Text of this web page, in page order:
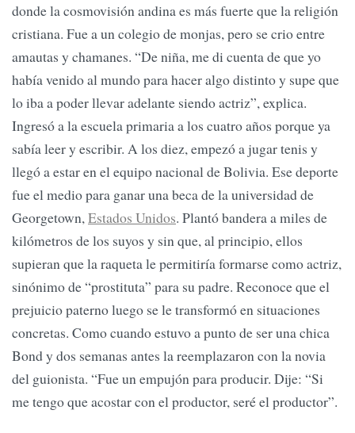
donde la cosmovisión andina es más fuerte que la religión
cristiana. Fue a un colegio de monjas, pero se crio entre
amautas y chamanes. “De niña, me di cuenta de que yo
había venido al mundo para hacer algo distinto y supe que
lo iba a poder llevar adelante siendo actriz”, explica.
Ingresó a la escuela primaria a los cuatro años porque ya
sabía leer y escribir. A los diez, empezó a jugar tenis y
llegó a estar en el equipo nacional de Bolivia. Ese deporte
fue el medio para ganar una beca de la universidad de
Georgetown,Estados Unidos. Plantó bandera a miles de
kilómetros de los suyos y sin que, al principio, ellos
supieran que la raqueta le permitiría formarse como actriz,
sinónimo de “prostituta” para su padre. Reconoce que el
prejuicio paterno luego se le transformó en situaciones
concretas. Como cuando estuvo a punto de ser una chica
Bond y dos semanas antes la reemplazaron con la novia
del guionista. “Fue un empujón para producir. Dije: “Si
me tengo que acostar con el productor, seré el productor”.